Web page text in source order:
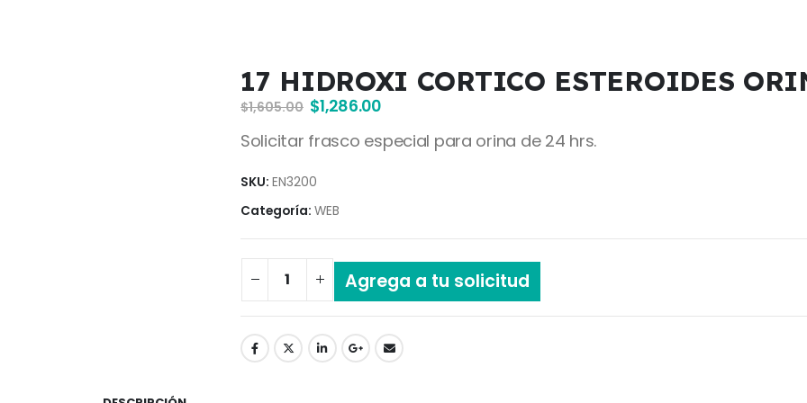
17 HIDROXI CORTICO ESTEROIDES
$1,605.00 $1,286.00
Solicitar frasco especial para orina de 24 hrs.
SKU: EN3200
Categoría: WEB
Agrega a tu solicitud